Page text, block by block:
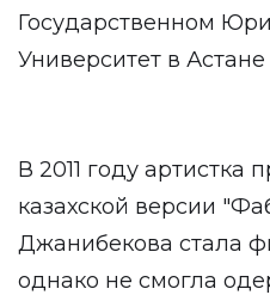
Государственном
Университет в
В 2011 году артистка
казахской версии
Джанибекова стала
однако не смогла